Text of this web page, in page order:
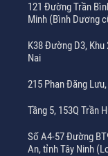
121 Đường Trần
Minh (Bình Dương
K38 Đường D3,
Nai
215 Phan Đăng
Tầng 5, 153Q Trần
Số A4-57 Đường
An, tỉnh Tây Ninh